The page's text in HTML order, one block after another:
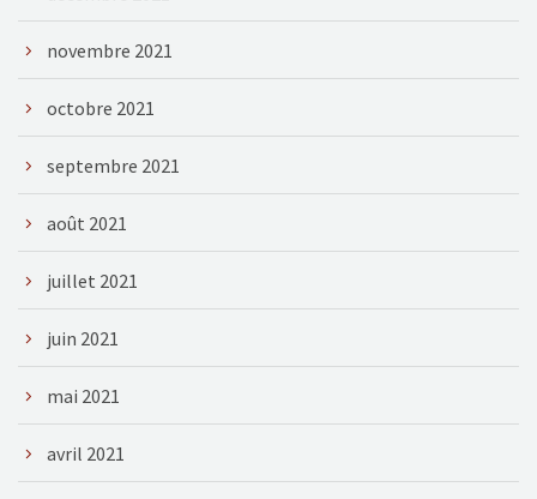
novembre 2021
octobre 2021
septembre 2021
août 2021
juillet 2021
juin 2021
mai 2021
avril 2021